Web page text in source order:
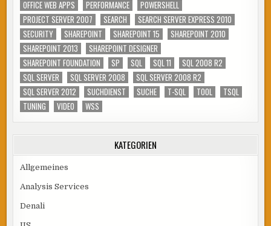
OFFICE WEB APPS
PERFORMANCE
POWERSHELL
PROJECT SERVER 2007
SEARCH
SEARCH SERVER EXPRESS 2010
SECURITY
SHAREPOINT SHAREPOINT 15
SHAREPOINT 2010
SHAREPOINT 2013
SHAREPOINT DESIGNER
SHAREPOINT FOUNDATION
SP SQL SQL 11
SQL 2008 R2
SQL SERVER
SQL SERVER 2008
SQL SERVER 2008 R2
SQL SERVER 2012
SUCHDIENST SUCHE T-SQL TOOL
TSQL
TUNING
VIDEO WSS
KATEGORIEN
Allgemeines
Analysis Services
Denali